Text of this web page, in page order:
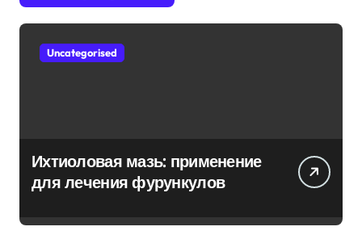
Uncategorised
Ихтиоловая мазь: применение
для лечения фурункулов